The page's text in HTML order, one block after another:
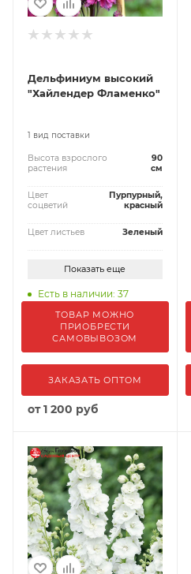
Дельфиниум высокий
"Хайлендер Фламенко"
1 вид поставки
Высота взрослого
растения
90
см
Цвет
соцветий
Пурпурный,
красный
Цвет листьев Зеленый
Показать еще
Есть в наличии: 37
ТОВАР МОЖНО
ПРИОБРЕСТИ
САМОВЫВОЗОМ
ЗАКАЗАТЬ ОПТОМ
от1 200 руб